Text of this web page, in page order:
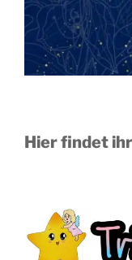
Hier findet